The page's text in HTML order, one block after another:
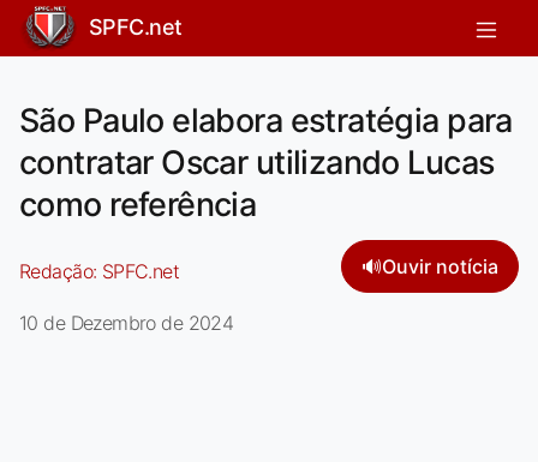
SPFC.net
São Paulo elabora estratégia para
contratar Oscar utilizando Lucas
como referência
Redação: SPFC.net 🔊Ouvir notícia
10 de Dezembro de 2024